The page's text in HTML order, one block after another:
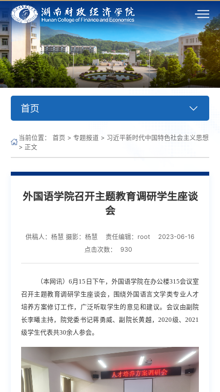
首页
当前位置：首页 >专题报道 > 习近平新时代中国特色社会主义思想
> 正文
外国语学院召开主题教育调研学生座谈
会
供稿人：杨慧 摄影：杨慧 责任编辑：root
2023-06-16
点击次数：
930
（本网讯）6月15日下午，外国语学院在办公楼315会议室
召开主题教育调研学生座谈会，
围绕外国语言文学类专业人才
培养方案修订 工作，广泛听取学生的意见和建议。 会议由副院
长李曦主持，院党委书记蒋勇威、副院长黄越，2020级、2021
级学生代表共30余人参会。